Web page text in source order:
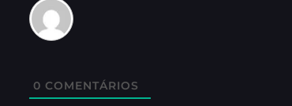
0 COMENTÁRIOS